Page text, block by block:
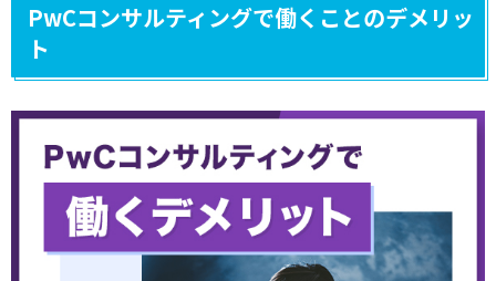
PwCコンサルティングで働くことのデメリッ
ト